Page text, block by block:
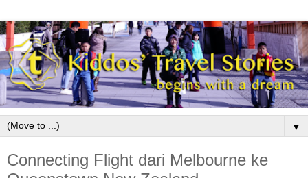
▼
Connecting Flight dari Melbourne ke